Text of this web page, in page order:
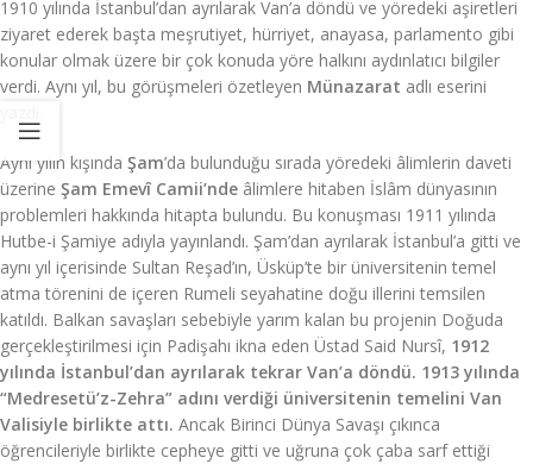
1910 yılında İstanbul’dan ayrılarak Van’a döndü ve yöredeki aşiretleri
ziyaret ederek başta meşrutiyet, hürriyet, anayasa, parlamento gibi
konular olmak üzere bir çok konuda yöre halkını aydınlatıcı bilgiler
verdi. Aynı yıl, bu görüşmeleri özetleyen Münazarat adlı eserini
Aynı yılın kışında Şam’da bulunduğu sırada yöredeki âlimlerin daveti
üzerine Şam Emevî Camii’nde âlimlere hitaben İslâm dünyasının
problemleri hakkında hitapta bulundu. Bu konuşması 1911 yılında
Hutbe-i Şamiye adıyla yayınlandı. Şam’dan ayrılarak İstanbul’a gitti ve
aynı yıl içerisinde Sultan Reşad’ın, Üsküp’te bir üniversitenin temel
atma törenini de içeren Rumeli seyahatine doğu illerini temsilen
katıldı. Balkan savaşları sebebiyle yarım kalan bu projenin Doğuda
gerçekleştirilmesi için Padişahı ikna eden Üstad Said Nursî, 1912
yılında İstanbul’dan ayrılarak tekrar Van’a döndü. 1913 yılında
“Medresetü’z-Zehra” adını verdiği üniversitenin temelini Van
Valisiyle birlikte attı. Ancak Birinci Dünya Savaşı çıkınca
öğrencileriyle birlikte cepheye gitti ve uğruna çok çaba sarf ettiği